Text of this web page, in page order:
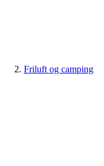
Friluft og camping